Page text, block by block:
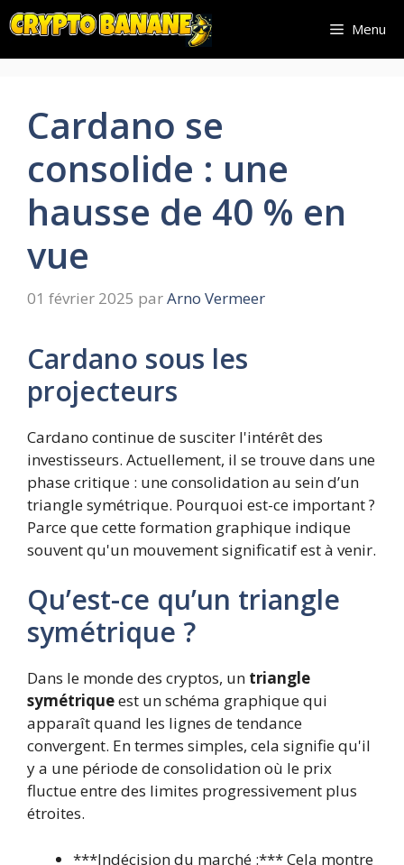
Aller
au
contenu
Menu
Cardano se
consolide : une
hausse de 40 % en
vue
01 février 2025 parArno Vermeer
Cardano sous les
projecteurs
Cardano continue de susciter l'intérêt des
investisseurs. Actuellement, il se trouve dans une
phase critique : une consolidation au sein d’un
triangle symétrique. Pourquoi est-ce important ?
Parce que cette formation graphique indique
souvent qu'un mouvement significatif est à venir.
Qu’est-ce qu’un triangle
symétrique ?
Dans le monde des cryptos, un triangle
symétriqueest un schéma graphique qui
apparaît quand les lignes de tendance
convergent. En termes simples, cela signifie qu'il
y a une période de consolidation où le prix
fluctue entre des limites progressivement plus
étroites.
***Indécision du marché :*** Cela montre